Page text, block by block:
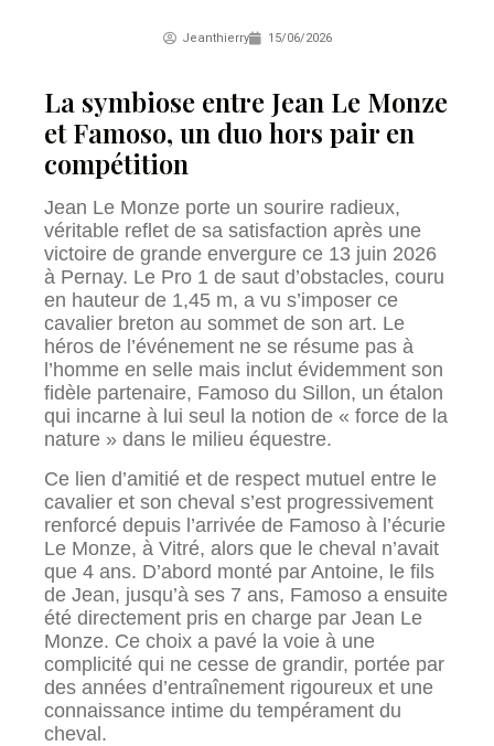
Jeanthierry 15/06/2026
La symbiose entre Jean Le Monze
et Famoso, un duo hors pair en
compétition
Jean Le Monze porte un sourire radieux,
véritable reflet de sa satisfaction après une
victoire de grande envergure ce 13 juin 2026
à Pernay. Le Pro 1 de saut d’obstacles, couru
en hauteur de 1,45 m, a vu s’imposer ce
cavalier breton au sommet de son art. Le
héros de l’événement ne se résume pas à
l’homme en selle mais inclut évidemment son
fidèle partenaire, Famoso du Sillon, un étalon
qui incarne à lui seul la notion de « force de la
nature » dans le milieu équestre.
Ce lien d’amitié et de respect mutuel entre le
cavalier et son cheval s’est progressivement
renforcé depuis l’arrivée de Famoso à l’écurie
Le Monze, à Vitré, alors que le cheval n’avait
que 4 ans. D’abord monté par Antoine, le fils
de Jean, jusqu’à ses 7 ans, Famoso a ensuite
été directement pris en charge par Jean Le
Monze. Ce choix a pavé la voie à une
complicité qui ne cesse de grandir, portée par
des années d’entraînement rigoureux et une
connaissance intime du tempérament du
cheval.